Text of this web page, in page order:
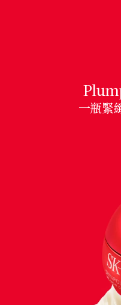
一瓶緊